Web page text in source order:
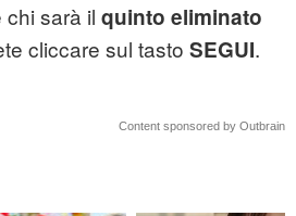
chi sarà il quinto eliminato
cliccare sul tasto SEGUI.
Content sponsored by Outbrain